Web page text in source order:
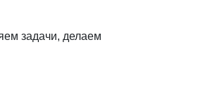
задачи, делаем